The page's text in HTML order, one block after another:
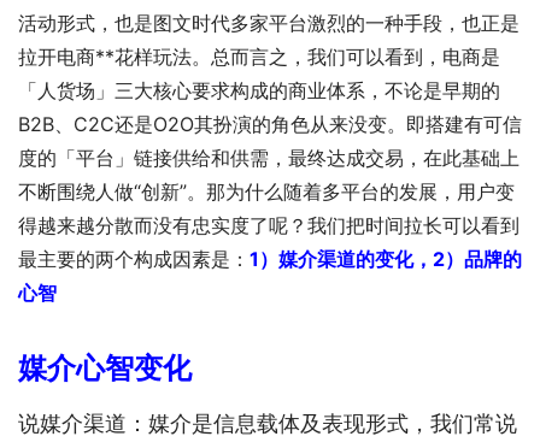
活动形式，也是图文时代多家平台激烈的一种手段，也正是
拉开电商**花样玩法。总而言之，我们可以看到，电商是
「人货场」三大核心要求构成的商业体系，不论是早期的
B2B、C2C还是O2O其扮演的角色从来没变。即搭建有可信
度的「平台」链接供给和供需，最终达成交易，在此基础上
不断围绕人做“创新”。那为什么随着多平台的发展，用户变
得越来越分散而没有忠实度了呢？我们把时间拉长可以看到
最主要的两个构成因素是： 1）媒介渠道的变化，2）品牌的
心智
媒介心智变化
说媒介渠道：媒介是信息载体及表现形式，我们常说